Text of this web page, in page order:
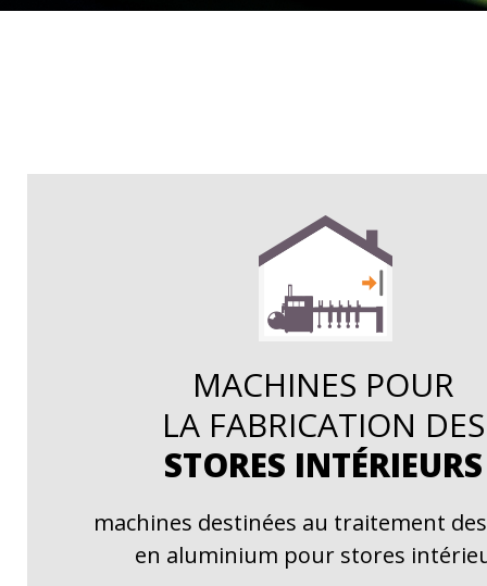
MACHINES POUR
LA FABRICATION DES
STORES INTÉRIEURS
machines destinées au traitement
en aluminium pour stores